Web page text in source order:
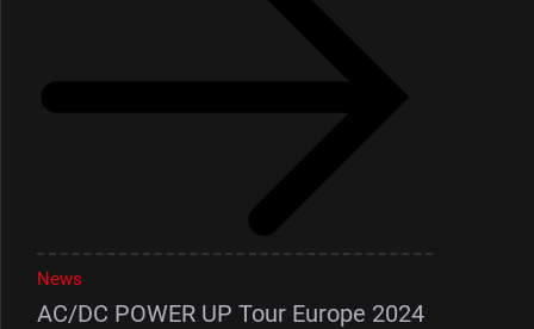
News
AC/DC POWER UP Tour Europe 2024